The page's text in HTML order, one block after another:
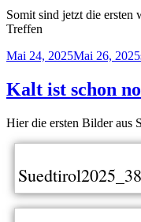
Somit sind jetzt die ersten
Treffen
Veröffentlicht
Mai 24, 2025Mai 26, 2025
Kalt ist schon
Hier die ersten Bilder aus
Suedtirol2025_38